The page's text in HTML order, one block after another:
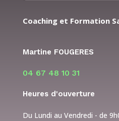
Coaching et Formation
Martine FOUGERES
04 67 48 10 31
Heures d'ouverture
Du Lundi au Vendredi - de